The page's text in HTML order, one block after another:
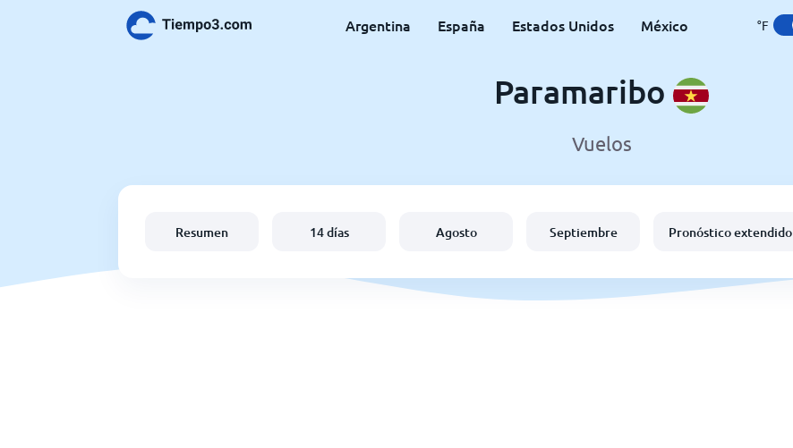
Argentina España Estados Unidos México °F
Paramaribo
Vuelos
Resumen 14 días Agosto Septiembre Pronóstico extendido